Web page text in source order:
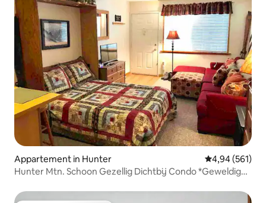
Appartement in Hunter Gemiddelde
4,94 (561)
Hunter Mtn. Schoon Gezellig Dichtbij Condo *Geweldige